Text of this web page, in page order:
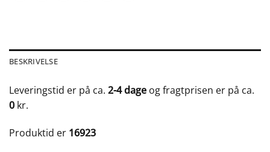
BESKRIVELSE
Leveringstid er på ca. 2-4 dage og fragtprisen er på ca.
0 kr.
Produktid er 16923